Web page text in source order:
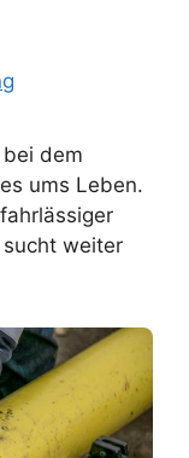
dem
ums Leben.
weiter